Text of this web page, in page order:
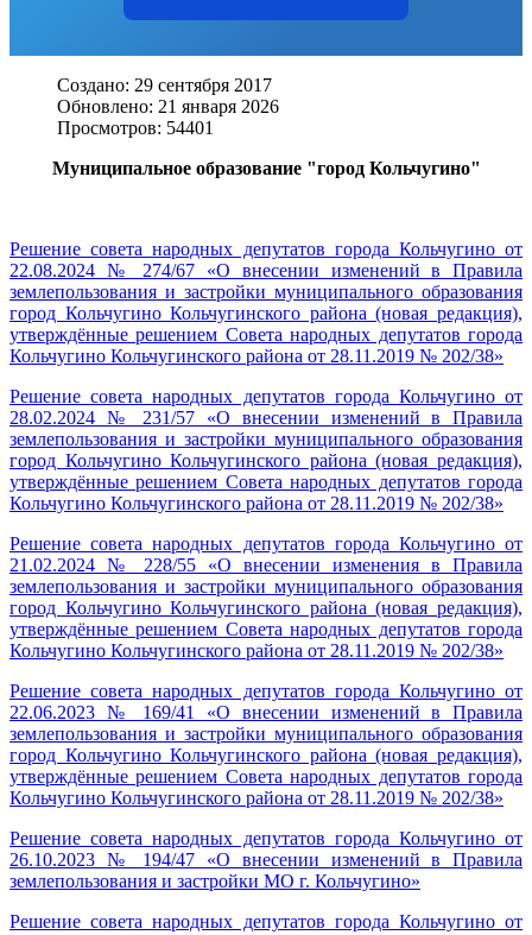
Создано: 29 сентября 2017
Обновлено: 21 января 2026
Просмотров: 54401
Муниципальное образование "город Кольчугино"
Решение совета народных депутатов города Кольчугино от
22.08.2024 № 274/67 «О внесении изменений в Правила
землепользования и застройки муниципального образования
город Кольчугино Кольчугинского района (новая редакция),
утверждённые решением Совета народных депутатов города
Кольчугино Кольчугинского района от 28.11.2019 № 202/38»
Решение совета народных депутатов города Кольчугино от
28.02.2024 № 231/57 «О внесении изменений в Правила
землепользования и застройки муниципального образования
город Кольчугино Кольчугинского района (новая редакция),
утверждённые решением Совета народных депутатов города
Кольчугино Кольчугинского района от 28.11.2019 № 202/38»
Решение совета народных депутатов города Кольчугино от
21.02.2024 № 228/55 «О внесении изменения в Правила
землепользования и застройки муниципального образования
город Кольчугино Кольчугинского района (новая редакция),
утверждённые решением Совета народных депутатов города
Кольчугино Кольчугинского района от 28.11.2019 № 202/38»
Решение совета народных депутатов города Кольчугино от
22.06.2023 № 169/41 «О внесении изменений в Правила
землепользования и застройки муниципального образования
город Кольчугино Кольчугинского района (новая редакция),
утверждённые решением Совета народных депутатов города
Кольчугино Кольчугинского района от 28.11.2019 № 202/38»
Решение совета народных депутатов города Кольчугино от
26.10.2023 № 194/47 «О внесении изменений в Правила
землепользования и застройки МО г. Кольчугино»
Решение совета народных депутатов города Кольчугино от